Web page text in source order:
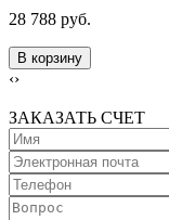
28 788 руб.
В корзину
‹›
ЗАКАЗАТЬ СЧЕТ